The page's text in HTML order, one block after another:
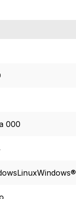
000
LinuxWindows®